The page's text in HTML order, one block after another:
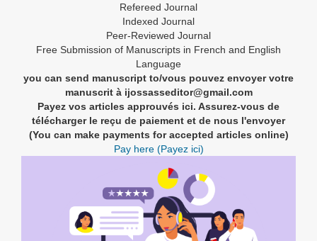
Refereed Journal
Indexed Journal
Peer-Reviewed Journal
Free Submission of Manuscripts in French and English
Language
you can send manuscript to/vous pouvez envoyer votre
manuscrit à ijossasseditor@gmail.com
Payez vos articles approuvés ici. Assurez-vous de
télécharger le reçu de paiement et de nous l'envoyer
(You can make payments for accepted articles online)
Pay here (Payez ici)